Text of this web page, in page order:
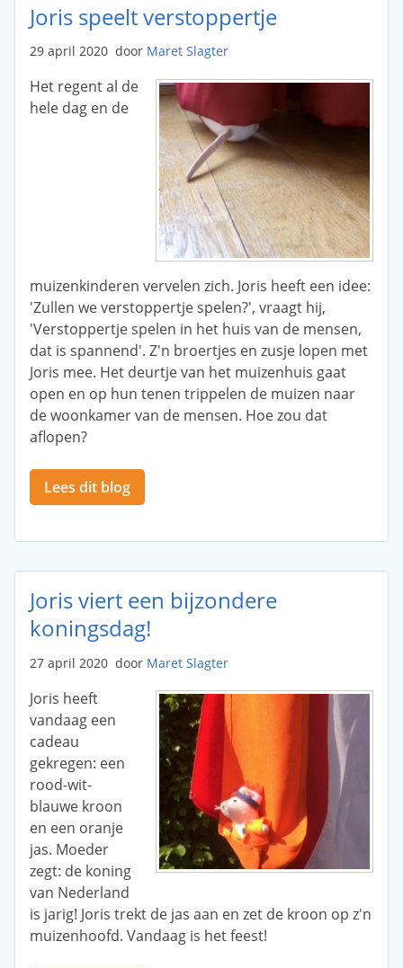
Joris speelt verstoppertje
29 april 2020 door Maret Slagter
Het regent al de
hele dag en de
muizenkinderen vervelen zich. Joris heeft een idee:
'Zullen we verstoppertje spelen?', vraagt hij,
'Verstoppertje spelen in het huis van de mensen,
dat is spannend'. Z'n broertjes en zusje lopen met
Joris mee. Het deurtje van het muizenhuis gaat
open en op hun tenen trippelen de muizen naar
de woonkamer van de mensen. Hoe zou dat
aflopen?
Lees dit blog
Joris viert een bijzondere
koningsdag!
27 april 2020 door Maret Slagter
Joris heeft
vandaag een
cadeau
gekregen: een
rood-wit-
blauwe kroon
en een oranje
jas. Moeder
zegt: de koning
van Nederland
is jarig! Joris trekt de jas aan en zet de kroon op z'n
muizenhoofd. Vandaag is het feest!